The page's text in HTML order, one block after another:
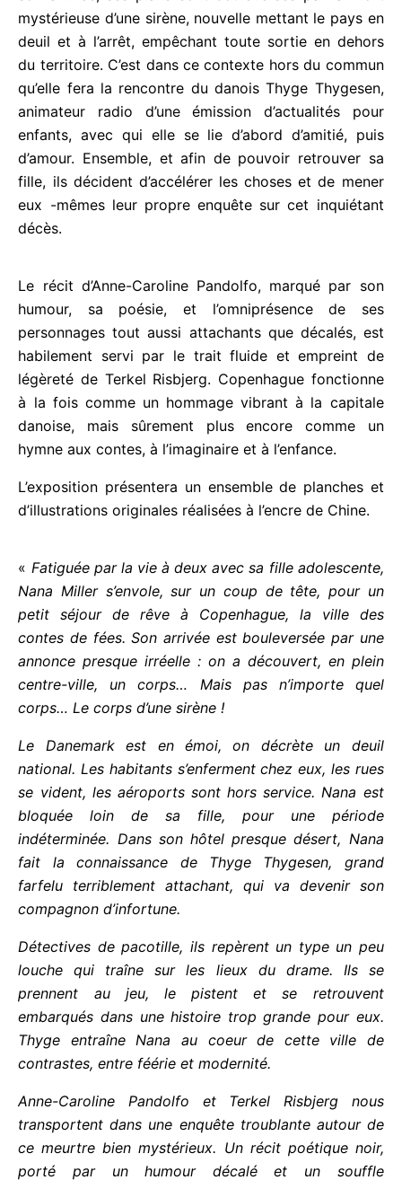
fille. Dès son arrivée, ses plans sont bouleversés
par la mort mystérieuse d’une sirène, nouvelle
mettant le pays en deuil et à l’arrêt, empêchant
toute sortie en dehors du territoire. C’est dans ce
contexte hors du commun qu’elle fera la rencontre
du danois Thyge Thygesen, animateur radio d’une
émission d’actualités pour enfants, avec qui elle se
lie d’abord d’amitié, puis d’amour. Ensemble, et afin
de pouvoir retrouver sa fille, ils décident
d’accélérer les choses et de mener eux -mêmes
Le récit d’Anne-Caroline Pandolfo, marqué par son
humour, sa poésie, et l’omniprésence de ses
personnages tout aussi attachants que décalés, est
habilement servi par le trait fluide et empreint de
légèreté de Terkel Risbjerg. Copenhague
fonctionne à la fois comme un hommage vibrant à
la capitale danoise, mais sûrement plus encore
l’enfance.
«Fatiguée par la vie à deux avec sa fille
adolescente, Nana Miller s’envole, sur un coup de
tête, pour un petit séjour de rêve à Copenhague, la
ville des contes de fées. Son arrivée est
bouleversée par une annonce presque irréelle : on a
pas n’importe quel corps… Le corps d’une sirène !
Le Danemark est en émoi, on décrète un deuil
national. Les habitants s’enferment chez eux, les
rues se vident, les aéroports sont hors service.
Nana est bloquée loin de sa fille, pour une période
indéterminée. Dans son hôtel presque désert, Nana
fait la connaissance de Thyge Thygesen, grand
compagnon d’infortune.
Détectives de pacotille, ils repèrent un type un peu
louche qui traîne sur les lieux du drame. Ils se
prennent au jeu, le pistent et se retrouvent
embarqués dans une histoire trop grande pour eux.
contrastes, entre féérie et modernité.
Anne-Caroline Pandolfo et Terkel Risbjerg nous
transportent dans une enquête troublante autour